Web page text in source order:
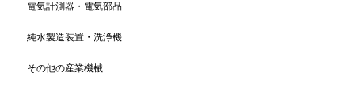
電気計測器・電気部品
純水製造装置・洗浄機
その他の産業機械